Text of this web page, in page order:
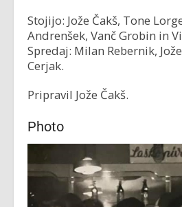
Stojijo: Jože Čakš, Tone
Andrenšek, Vanč Grobin in
Spredaj: Milan Rebernik,
Cerjak.
Pripravil Jože Čakš.
Photo